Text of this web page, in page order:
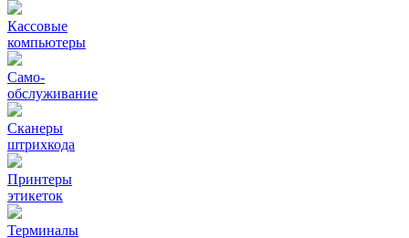
Кассовые
компьютеры
Само-
обслуживание
Сканеры
штрихкода
Принтеры
этикеток
Терминалы